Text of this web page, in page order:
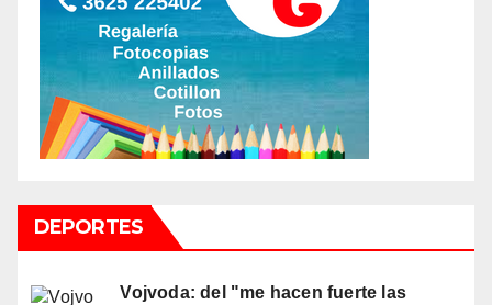
DEPORTES
Vojvoda: del "me hacen fuerte las